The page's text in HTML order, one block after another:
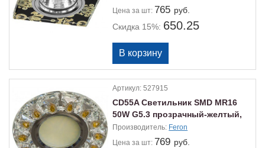
Цена за шт: 765 руб.
Скидка 15%: 650.25
Артикул:527915
CD55A Светильник SMD MR16
50W G5.3 прозрачный-желтый,
прозр 15*2835
Производитель: Feron
Цена за шт: 769 руб.